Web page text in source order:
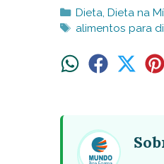
Categorias
Dieta, Dieta na
Tags
alimentos para
ShareShare Share